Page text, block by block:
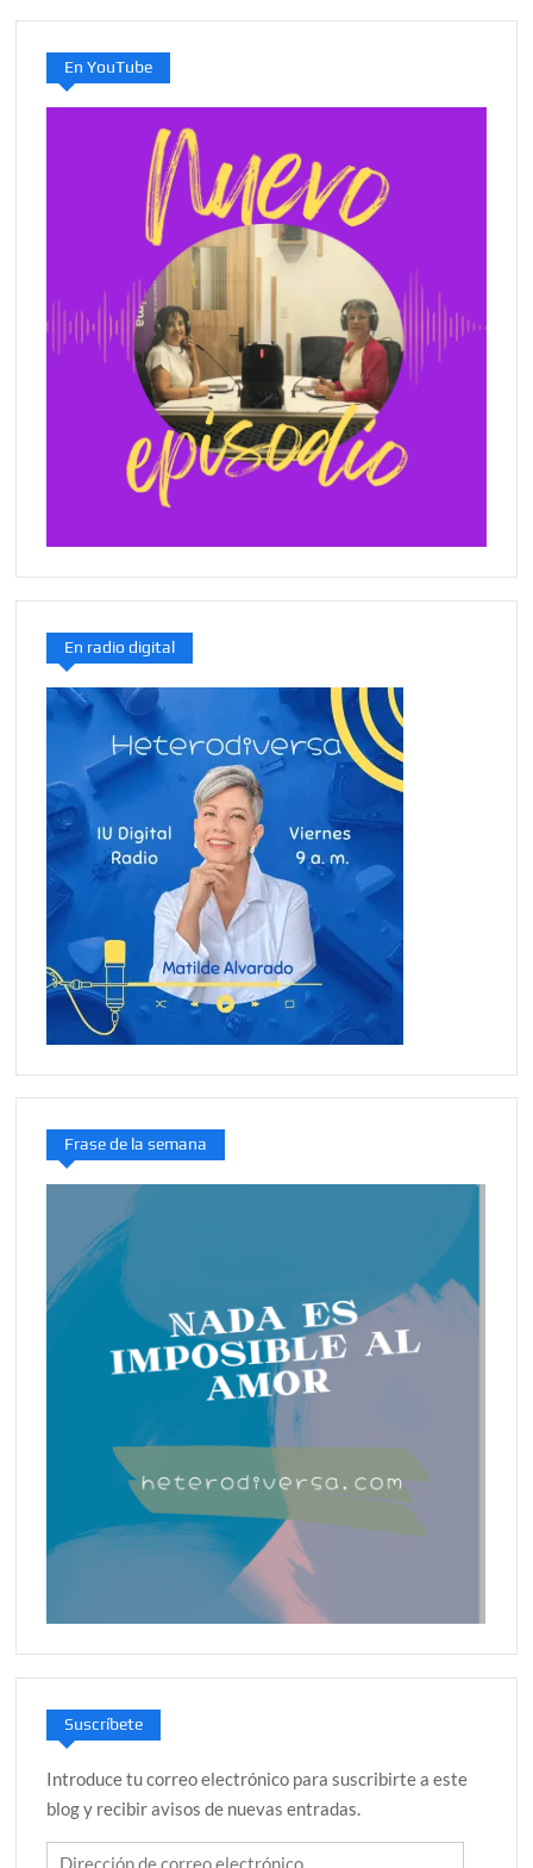
En YouTube
En radio digital
Frase de la semana
Suscríbete
Introduce tu correo electrónico para suscribirte a este
blog y recibir avisos de nuevas entradas.
Dirección